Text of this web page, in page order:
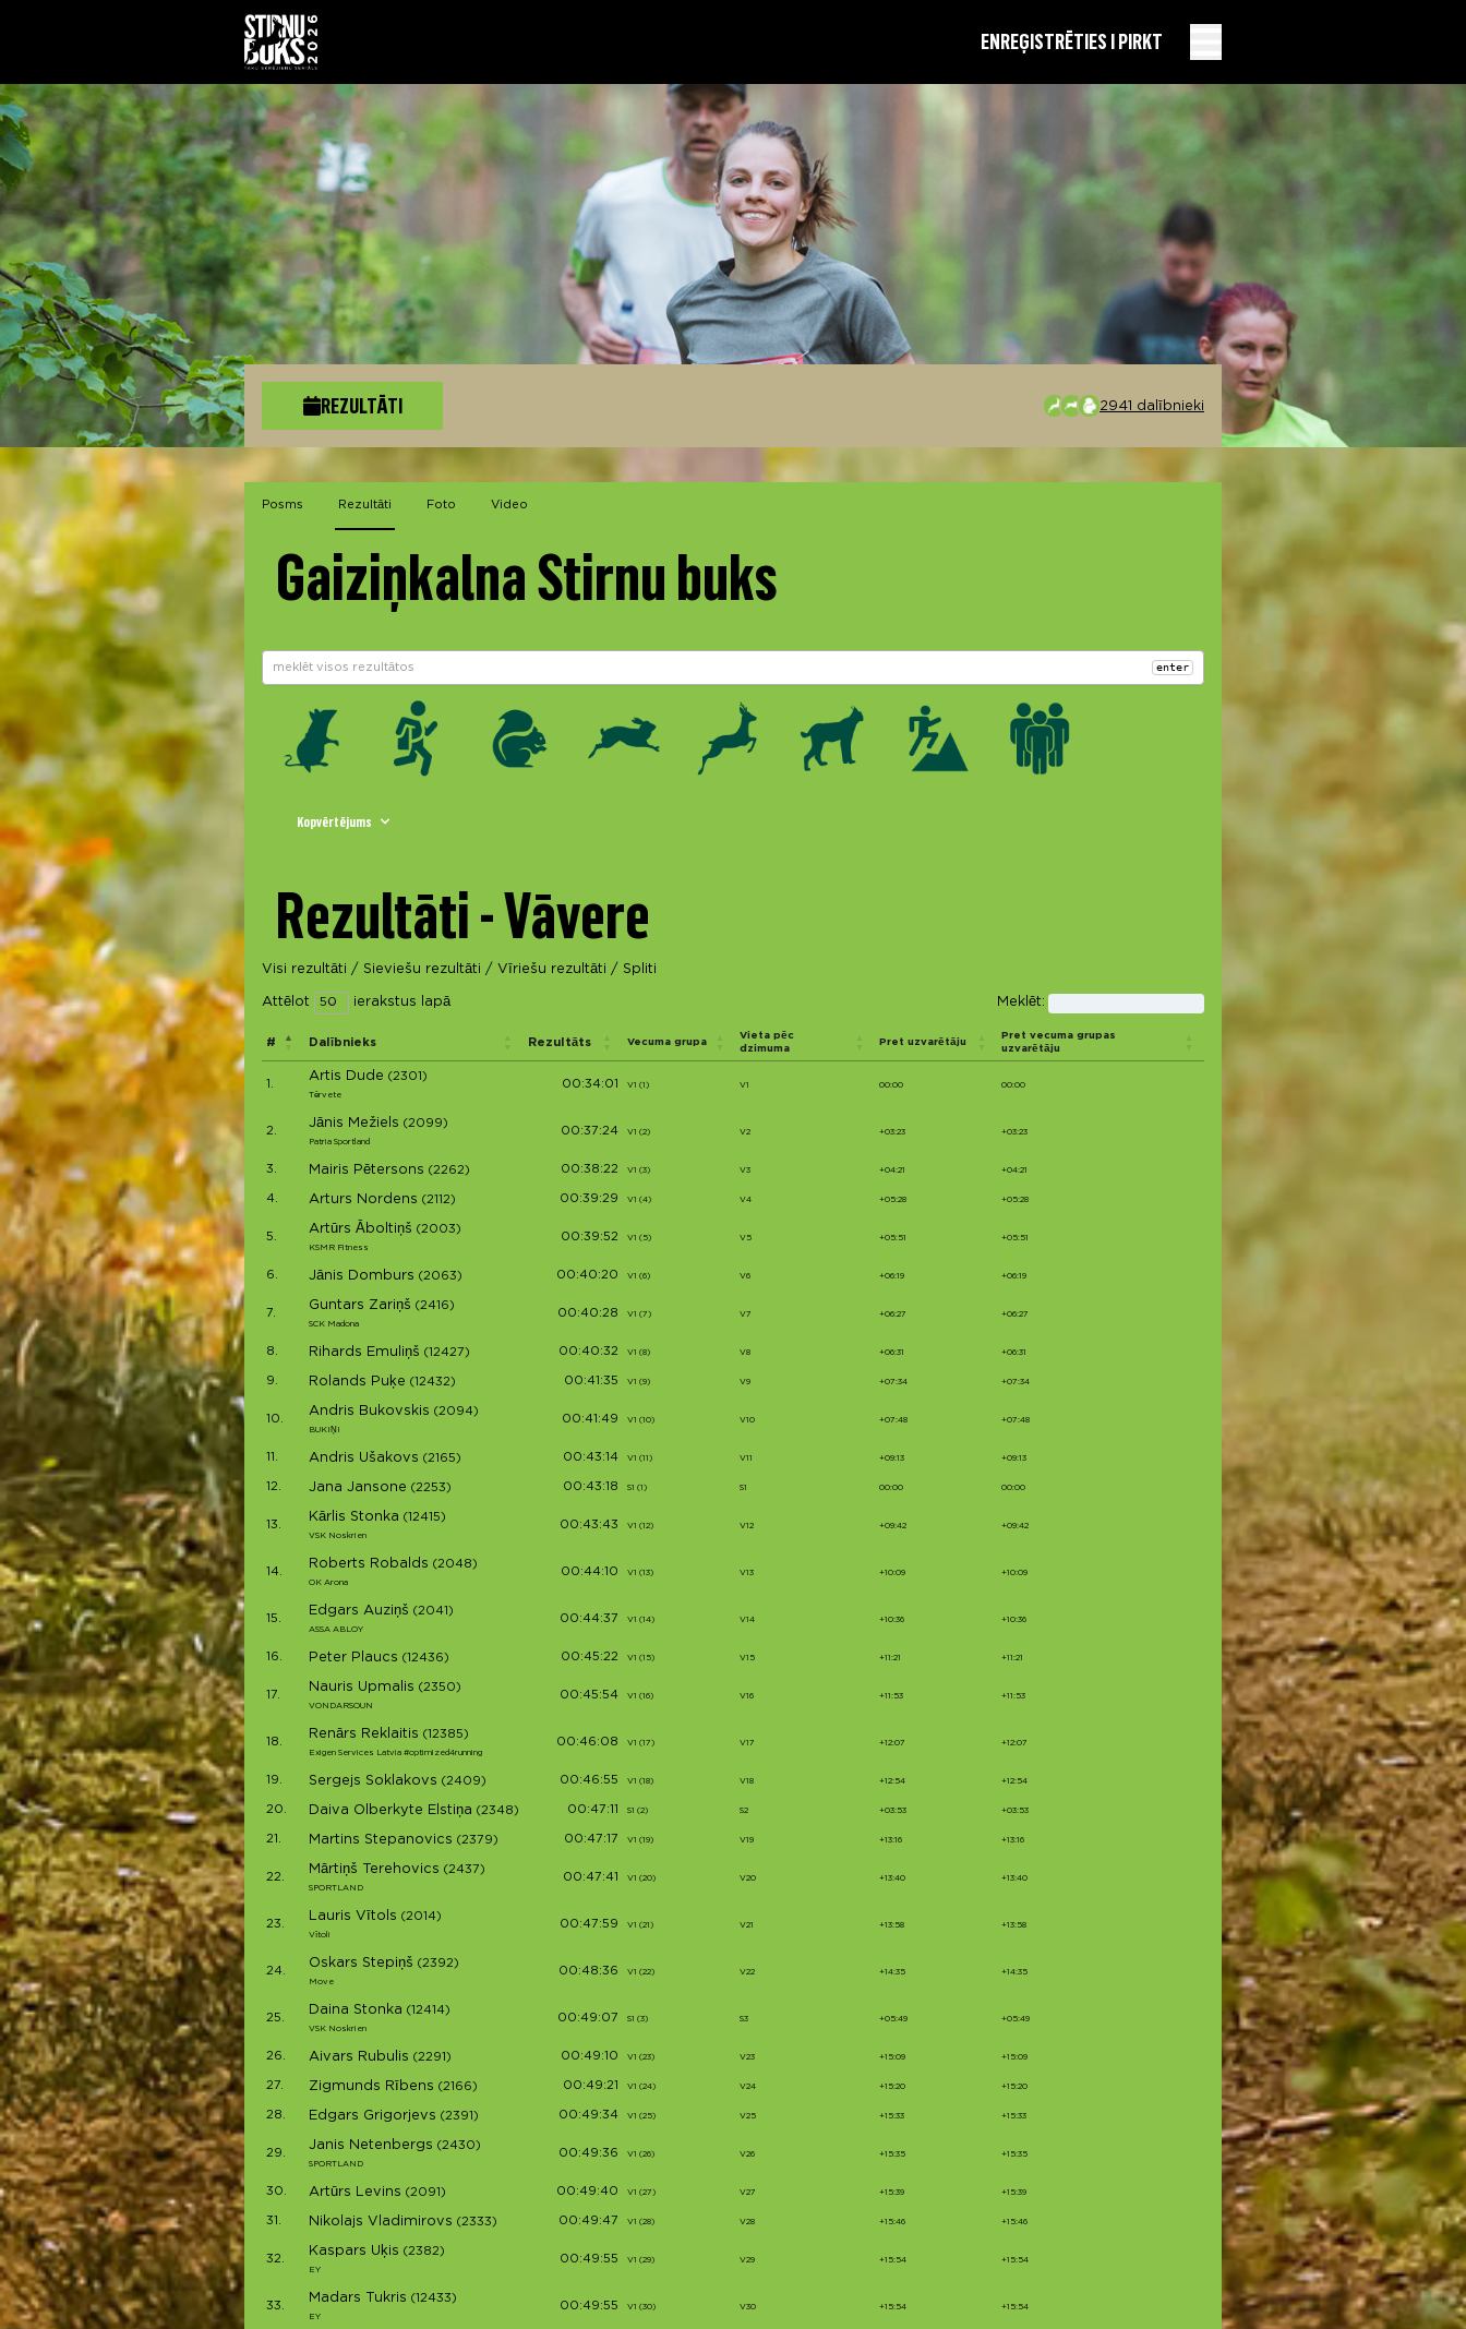
ENREĢISTRĒTIES I PIRKT
REZULTĀTI 2941 dalībnieki
Posms Rezultāti Foto Video
Gaiziņkalna Stirnu buks
enter
Kopvērtējums
Rezultāti - Vāvere
Visi rezultāti / Sieviešu rezultāti / Vīriešu rezultāti / Spliti
Attēlot ierakstus lapā Meklēt:
# Dalībnieks Rezultāts Vecuma grupa
Vieta pēc
dzimuma
Pret uzvarētāju
Pret vecuma grupas
uzvarētāju
1.
Artis Dude (2301)
Tērvete
00:34:01 V1 (1) V1 00:00 00:00
2.
Jānis Mežiels (2099)
Patria Sportland
00:37:24 V1 (2) V2 +03:23 +03:23
3. Mairis Pētersons (2262) 00:38:22 V1 (3) V3 +04:21 +04:21
4. Arturs Nordens (2112) 00:39:29 V1 (4) V4 +05:28 +05:28
5.
Artūrs Āboltiņš (2003)
KSMR Fitness
00:39:52 V1 (5) V5 +05:51 +05:51
6. Jānis Domburs (2063) 00:40:20 V1 (6) V6 +06:19 +06:19
7.
Guntars Zariņš (2416)
SCK Madona
00:40:28 V1 (7) V7 +06:27 +06:27
8. Rihards Emuliņš (12427) 00:40:32 V1 (8) V8 +06:31 +06:31
9. Rolands Puķe (12432) 00:41:35 V1 (9) V9 +07:34 +07:34
10.
Andris Bukovskis (2094)
BUKIŅI
00:41:49 V1 (10) V10 +07:48 +07:48
11. Andris Ušakovs (2165) 00:43:14 V1 (11) V11 +09:13 +09:13
12. Jana Jansone (2253) 00:43:18 S1 (1) S1 00:00 00:00
13.
Kārlis Stonka (12415)
VSK Noskrien
00:43:43 V1 (12) V12 +09:42 +09:42
14.
Roberts Robalds (2048)
OK Arona
00:44:10 V1 (13) V13 +10:09 +10:09
15.
Edgars Auziņš (2041)
ASSA ABLOY
00:44:37 V1 (14) V14 +10:36 +10:36
16. Peter Plaucs (12436) 00:45:22 V1 (15) V15 +11:21 +11:21
17.
Nauris Upmalis (2350)
VONDARSOUN
00:45:54 V1 (16) V16 +11:53 +11:53
18.
Renārs Reklaitis (12385)
Exigen Services Latvia #optimized4running
00:46:08 V1 (17) V17 +12:07 +12:07
19. Sergejs Soklakovs (2409) 00:46:55 V1 (18) V18 +12:54 +12:54
20. Daiva Olberkyte Elstiņa (2348) 00:47:11 S1 (2) S2 +03:53 +03:53
21. Martins Stepanovics (2379) 00:47:17 V1 (19) V19 +13:16 +13:16
22.
Mārtiņš Terehovics (2437)
SPORTLAND
00:47:41 V1 (20) V20 +13:40 +13:40
23.
Lauris Vītols (2014)
Vītoli
00:47:59 V1 (21) V21 +13:58 +13:58
24.
Oskars Stepiņš (2392)
Move
00:48:36 V1 (22) V22 +14:35 +14:35
25.
Daina Stonka (12414)
VSK Noskrien
00:49:07 S1 (3) S3 +05:49 +05:49
26. Aivars Rubulis (2291) 00:49:10 V1 (23) V23 +15:09 +15:09
27. Zigmunds Rībens (2166) 00:49:21 V1 (24) V24 +15:20 +15:20
28. Edgars Grigorjevs (2391) 00:49:34 V1 (25) V25 +15:33 +15:33
29.
Janis Netenbergs (2430)
SPORTLAND
00:49:36 V1 (26) V26 +15:35 +15:35
30. Artūrs Levins (2091) 00:49:40 V1 (27) V27 +15:39 +15:39
31. Nikolajs Vladimirovs (2333) 00:49:47 V1 (28) V28 +15:46 +15:46
32.
Kaspars Uķis (2382)
EY
00:49:55 V1 (29) V29 +15:54 +15:54
33.
Madars Tukris (12433)
EY
00:49:55 V1 (30) V30 +15:54 +15:54